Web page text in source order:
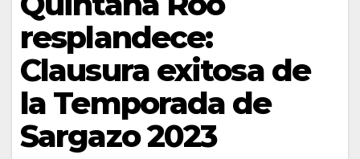
resplandece:
Clausura exitosa de
la Temporada de
Sargazo 2023